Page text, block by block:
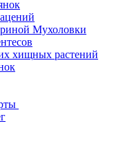
Мухоловки
хищных растений